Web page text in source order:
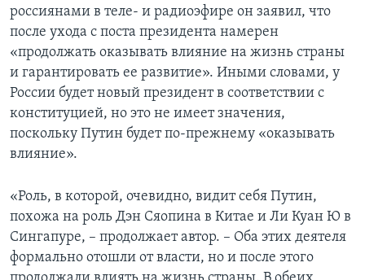
россиянами в теле- и радиоэфире он заявил, что
после ухода с поста президента намерен
«продолжать оказывать влияние на жизнь страны
и гарантировать ее развитие». Иными словами, у
России будет новый президент в соответствии с
конституцией, но это не имеет значения,
поскольку Путин будет по-прежнему «оказывать
влияние».
«Роль, в которой, очевидно, видит себя Путин,
похожа на роль Дэн Сяопина в Китае и Ли Куан Ю в
Сингапуре, – продолжает автор. – Оба этих деятеля
формально отошли от власти, но и после этого